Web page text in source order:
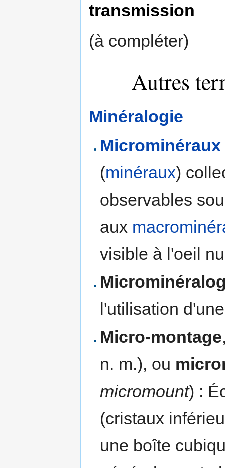
transmission
(à compléter)
Autres
Minéralogie
Microminéraux
(minéraux)
observables
aux
visible à l'oeil
l'utilisation
Micro-montage
n. m.), ou
micromount) :
(cristaux
une boîte